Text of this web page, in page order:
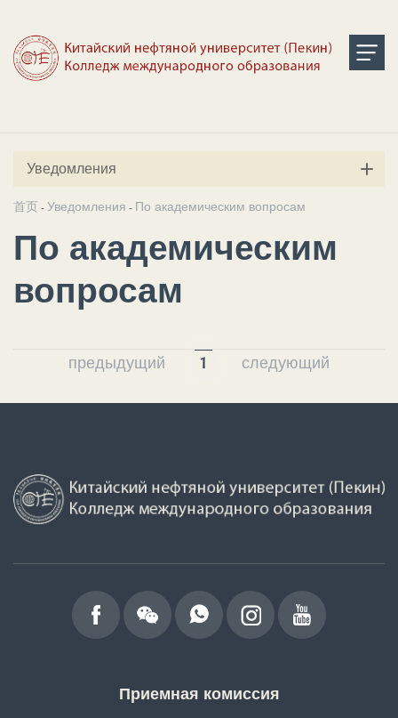
Уведомления
首页-Уведомления - По академическим вопросам
По академическим
вопросам
предыдущий 1 следующий
Приемная комиссия